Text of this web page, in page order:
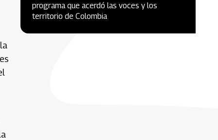
programa que acerdó las voces y los
territorio de Colombia